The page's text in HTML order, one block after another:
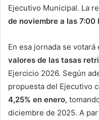
Ejecutivo Municipal. La
de noviembre a las 7:00
En esa jornada se
valores de las tasas
Ejercicio 2026. Según
propuesta del Ejecutivo
4,25% en enero,
diciembre de 2025. A